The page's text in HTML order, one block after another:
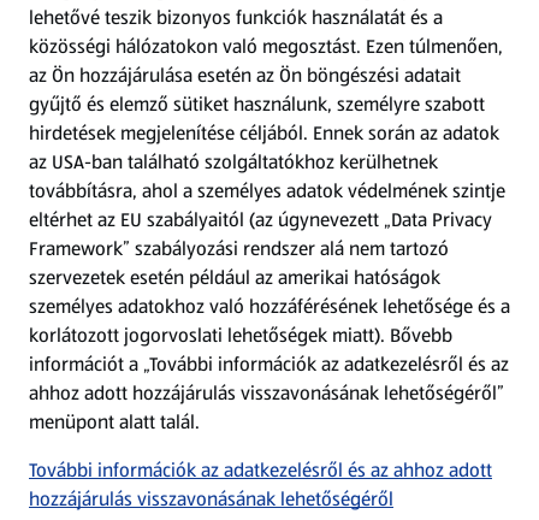
Fizetési lehetőségek
ALDI utalványok
Árcsökkentés
Adattörlő alkalmazás
Szervizpont
(új oldalon nyílik meg)
Fedezz fel minket az interneten!
Töltsd le az ALDI Magyarország applikációt!
lehetővé teszik bizonyos funkciók használatát és a
közösségi hálózatokon való megosztást. Ezen túlmenően,
az Ön hozzájárulása esetén az Ön böngészési adatait
gyűjtő és elemző sütiket használunk, személyre szabott
hirdetések megjelenítése céljából. Ennek során az adatok
az USA-ban található szolgáltatókhoz kerülhetnek
továbbításra, ahol a személyes adatok védelmének szintje
eltérhet az EU szabályaitól (az úgynevezett „Data Privacy
Framework” szabályozási rendszer alá nem tartozó
szervezetek esetén például az amerikai hatóságok
személyes adatokhoz való hozzáférésének lehetősége és a
korlátozott jogorvoslati lehetőségek miatt). Bővebb
információt a „További információk az adatkezelésről és az
ahhoz adott hozzájárulás visszavonásának lehetőségéről”
menüpont alatt talál.
További információk az adatkezelésről és az ahhoz adott
hozzájárulás visszavonásának lehetőségéről